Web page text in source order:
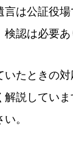
言は公証役
認は必要あ
いたときの
解説してい
。